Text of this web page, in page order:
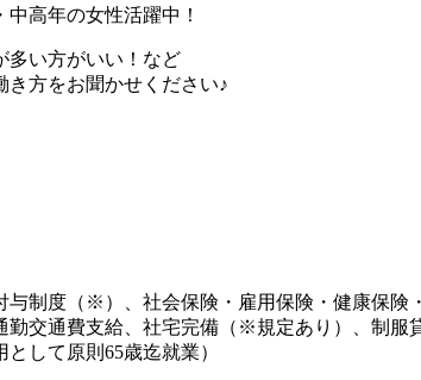
高年の女性活躍中！
多い方がいい！など
き方をお聞かせください♪
与制度（※）、社会保険・雇用保険・健康保
勤交通費支給、社宅完備（※規定あり）、制
して原則65歳迄就業）